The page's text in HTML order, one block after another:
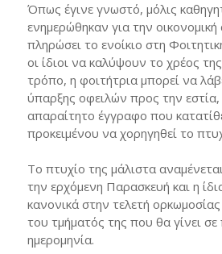
Όπως έγινε γνωστό, μόλις
ενημερώθηκαν για την
πληρώσει το ενοίκιο στη
οι ίδιοι να καλύψουν το χρέος
τρόπο, η φοιτήτρια μπορεί να
ύπαρξης οφειλών προς την εστία,
απαραίτητο έγγραφο που
προκειμένου να χορηγηθεί το
Το πτυχίο της μάλιστα
την ερχόμενη Παρασκευή και η
κανονικά στην τελετή
του τμήματός της που θα γίνει
ημερομηνία.